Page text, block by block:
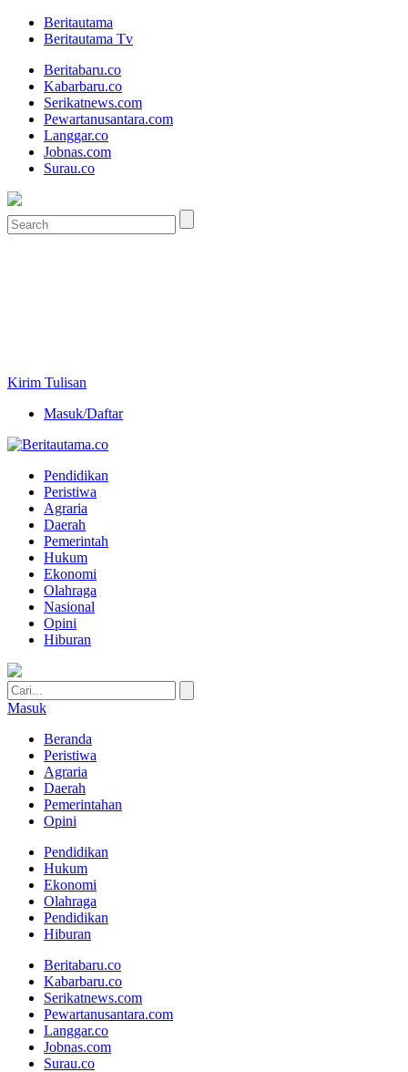
Beritautama
Beritautama Tv
Beritabaru.co
Kabarbaru.co
Serikatnews.com
Pewartanusantara.com
Langgar.co
Jobnas.com
Surau.co
Kirim Tulisan
Masuk/Daftar
Pendidikan
Peristiwa
Agraria
Daerah
Pemerintah
Hukum
Ekonomi
Olahraga
Nasional
Opini
Hiburan
Masuk
Beranda
Peristiwa
Agraria
Daerah
Pemerintahan
Opini
Pendidikan
Hukum
Ekonomi
Olahraga
Pendidikan
Hiburan
Beritabaru.co
Kabarbaru.co
Serikatnews.com
Pewartanusantara.com
Langgar.co
Jobnas.com
Surau.co